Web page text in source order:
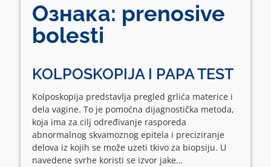
Ознака: prenosive
bolesti
KOLPOSKOPIJA I PAPA TEST
Kolposkopija predstavlja pregled grlića materice i
dela vagine. To je pomoćna dijagnostička metoda,
koja ima za cilj određivanje rasporeda
abnormalnog skvamoznog epitela i preciziranje
delova iz kojih se može uzeti tkivo za biopsiju. U
navedene svrhe koristi se izvor jake…